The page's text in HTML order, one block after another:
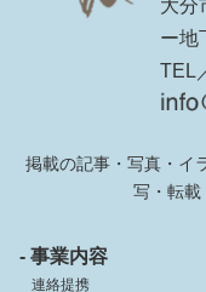
大分
ー地
TEL
掲載の記事・写真・イ
写・転載
- 事業内容
連絡提携